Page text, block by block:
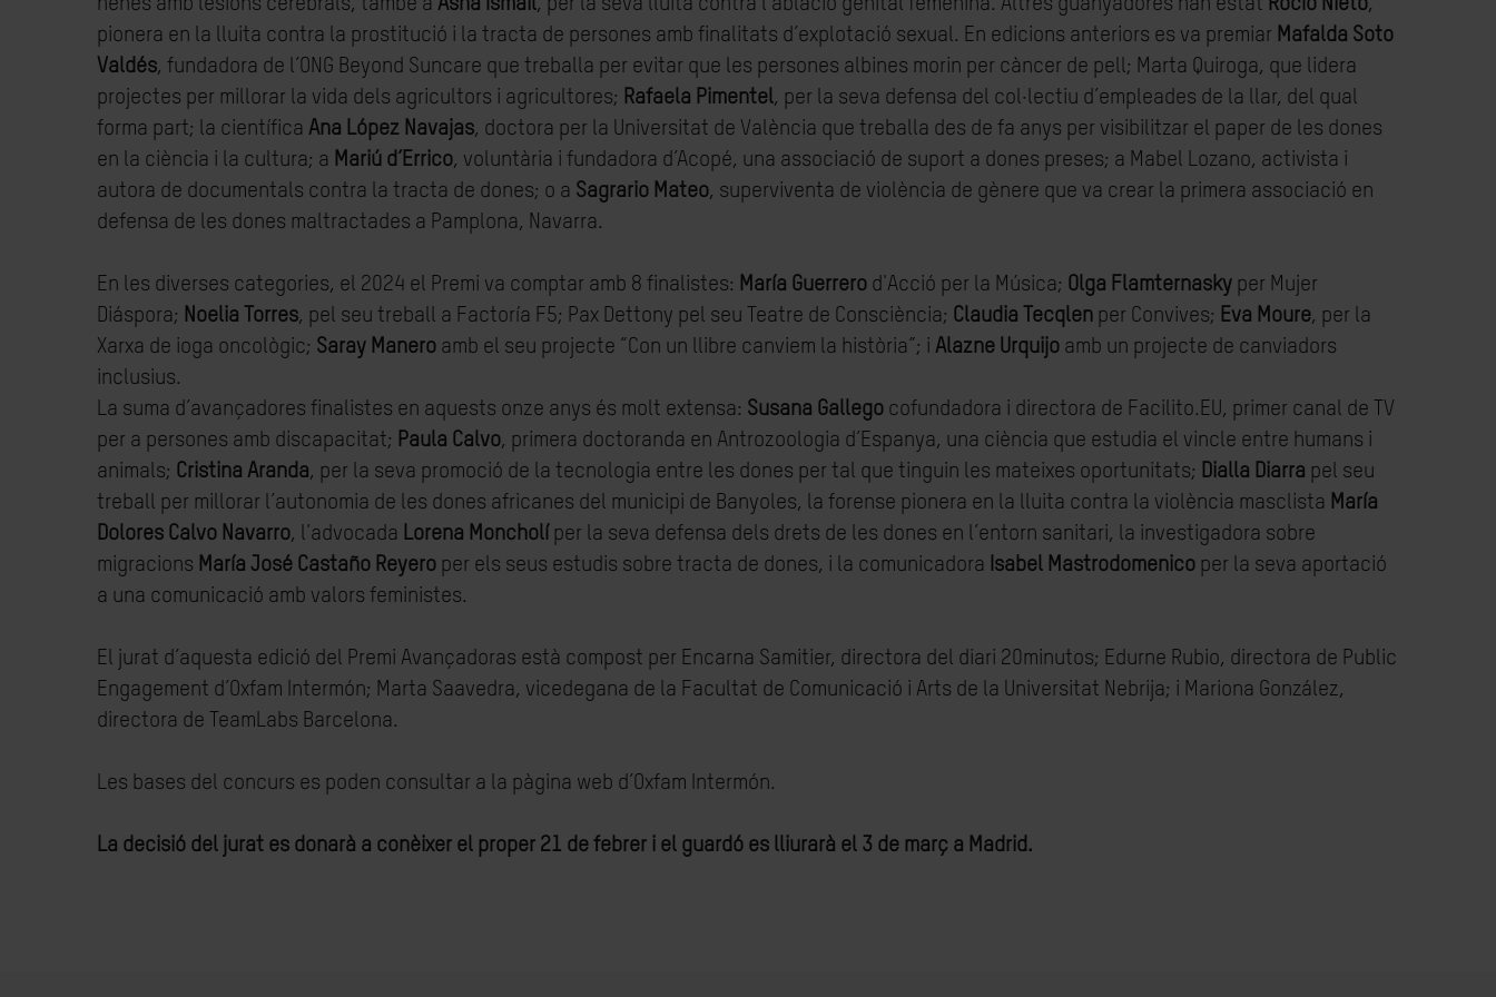
pionera en la lluita contra la prostitució i la tracta de persones amb finalitats d’explotació sexual. En edicions anteriors es va premiar Mafalda Soto
Valdés, fundadora de l’ONG Beyond Suncare que treballa per evitar que les persones albines morin per càncer de pell; Marta Quiroga, que lidera
projectes per millorar la vida dels agricultors i agricultores; Rafaela Pimentel, per la seva defensa del col·lectiu d’empleades de la llar, del qual
forma part; la científica Ana López Navajas, doctora per la Universitat de València que treballa des de fa anys per visibilitzar el paper de les dones
en la ciència i la cultura; a Mariú d’Errico, voluntària i fundadora d’Acopé, una associació de suport a dones preses; a Mabel Lozano, activista i
autora de documentals contra la tracta de dones; o a Sagrario Mateo, superviventa de violència de gènere que va crear la primera associació en
defensa de les dones maltractades a Pamplona, Navarra.
En les diverses categories, el 2024 el Premi va comptar amb 8 finalistes: María Guerrero d'Acció per la Música; Olga Flamternasky per Mujer
Diáspora; Noelia Torres, pel seu treball a Factoría F5; Pax Dettony pel seu Teatre de Consciència; Claudia Tecqlen per Convives; Eva Moure, per la
Xarxa de ioga oncològic; Saray Manero amb el seu projecte “Con un llibre canviem la història”; i Alazne Urquijo amb un projecte de canviadors
inclusius.
La suma d’avançadores finalistes en aquests onze anys és molt extensa: Susana Gallego cofundadora i directora de Facilito.EU, primer canal de TV
per a persones amb discapacitat; Paula Calvo, primera doctoranda en Antrozoologia d’Espanya, una ciència que estudia el vincle entre humans i
animals; Cristina Aranda, per la seva promoció de la tecnologia entre les dones per tal que tinguin les mateixes oportunitats; Dialla Diarra pel seu
treball per millorar l’autonomia de les dones africanes del municipi de Banyoles, la forense pionera en la lluita contra la violència masclista María
Dolores Calvo Navarro, l'advocada Lorena Moncholí per la seva defensa dels drets de les dones en l’entorn sanitari, la investigadora sobre
migracions María José Castaño Reyero per els seus estudis sobre tracta de dones, i la comunicadora Isabel Mastrodomenico per la seva aportació
a una comunicació amb valors feministes.
El jurat d’aquesta edició del Premi Avançadoras està compost per Encarna Samitier, directora del diari 20minutos; Edurne Rubio, directora de Public
Engagement d’Oxfam Intermón; Marta Saavedra, vicedegana de la Facultat de Comunicació i Arts de la Universitat Nebrija; i Mariona González,
directora de TeamLabs Barcelona.
Les bases del concurs es poden consultar a la pàgina web d’Oxfam Intermón.
La decisió del jurat es donarà a conèixer el proper 21 de febrer i el guardó es lliurarà el 3 de març a Madrid.